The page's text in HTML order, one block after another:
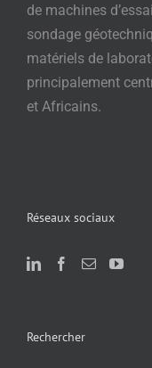
de machines
sondage
matériels de
principalement
et Africains.
Réseaux sociaux
Rechercher